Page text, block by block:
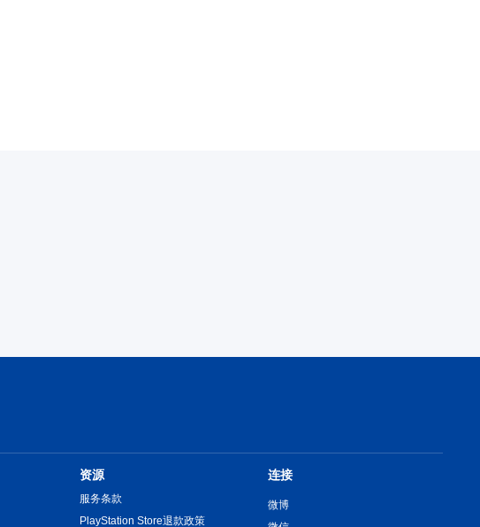
资源
服务条款
PlayStation Store退款政策
连接
微博